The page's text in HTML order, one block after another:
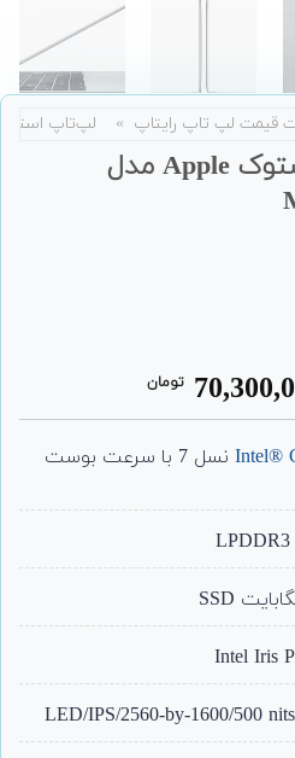
قیمت لپ تاپ رایتاپ » لپ‌تاپ
لپ تاپ 13 اینچی استوک Apple مدل
تومان
Intel®
نسل 7 با سرعت بوست